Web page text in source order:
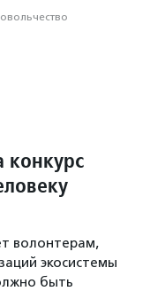
конкурс
волонтерам,
экосистемы
быть